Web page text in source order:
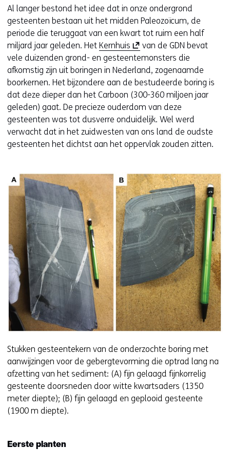
Al langer bestond het idee dat in onze ondergrond
gesteenten bestaan uit het midden Paleozoïcum, de
periode die teruggaat van een kwart tot ruim een half
miljard jaar geleden. Het Kernhuis (
o
p
e
n
t
i
n
n
u
w
v
e
n
s
t
)
(
v
e
w
i
j
s
t
van de GDN bevat
vele duizenden grond- en gesteentemonsters die
afkomstig zijn uit boringen in Nederland, zogenaamde
boorkernen. Het bijzondere aan de bestudeerde boring is
dat deze dieper dan het Carboon (300-360 miljoen jaar
geleden) gaat. De precieze ouderdom van deze
gesteenten was tot dusverre onduidelijk. Wel werd
verwacht dat in het zuidwesten van ons land de oudste
gesteenten het dichtst aan het oppervlak zouden zitten.
Stukken gesteentekern van de onderzochte boring met
aanwijzingen voor de gebergtevorming die optrad lang na
afzetting van het sediment: (A) fijn gelaagd fijnkorrelig
gesteente doorsneden door witte kwartsaders (1350
meter diepte); (B) fijn gelaagd en geplooid gesteente
(1900 m diepte).
Eerste planten